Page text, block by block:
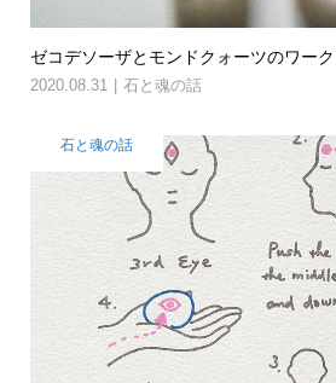
ゼコデソーザとモンドクォーツのワーク
2020.08.31 石と魂の話
石と魂の話